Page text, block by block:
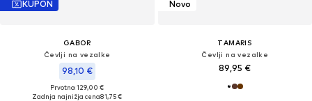
KUPON
GABOR
Čevlji na vezalke
98,10 €
Prvotno: 129,00 €
Zadnja najnižja cena81,75 €
Novo
TAMARIS
Čevlji na vezalke
89,95 €